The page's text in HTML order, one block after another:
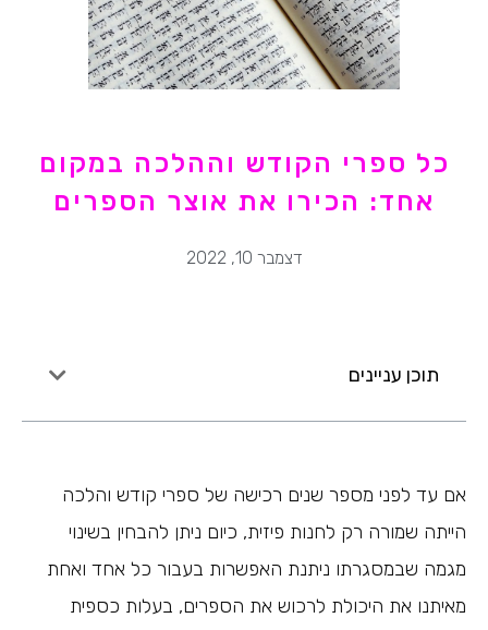
כל ספרי הקודש וההלכה במקום
אחד: הכירו את אוצר הספרים
דצמבר 10, 2022
תוכן עניינים
אם עד לפני מספר שנים רכישה של ספרי קודש והלכה
הייתה שמורה רק לחנות פיזית, כיום ניתן להבחין בשינוי
מגמה שבמסגרתו ניתנת האפשרות בעבור כל אחד ואחת
מאיתנו את היכולת לרכוש את הספרים, בעלות כספית